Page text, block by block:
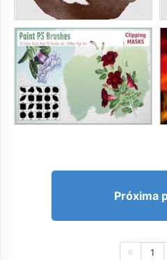
Próxima
1